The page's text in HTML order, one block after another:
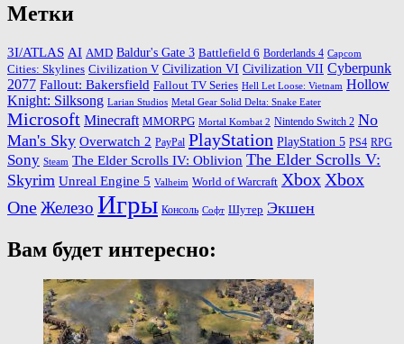
Метки
3I/ATLAS AI AMD Baldur's Gate 3 Battlefield 6 Borderlands 4 Capcom
Cities: Skylines Civilization V Civilization VI Civilization VII Cyberpunk
2077 Fallout: Bakersfield Fallout TV Series Hell Let Loose: Vietnam Hollow
Knight: Silksong Larian Studios Metal Gear Solid Delta: Snake Eater
Microsoft Minecraft MMORPG Mortal Kombat 2 Nintendo Switch 2 No
Man's Sky Overwatch 2 PayPal PlayStation PlayStation 5 PS4 RPG
Sony Steam The Elder Scrolls IV: Oblivion The Elder Scrolls V:
Skyrim Unreal Engine 5 Valheim World of Warcraft Xbox Xbox
OneЖелезо Игры Консоль Софт Шутер Экшен
Вам будет интересно: